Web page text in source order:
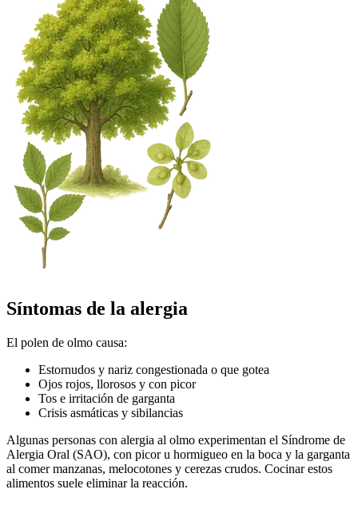
Síntomas de la alergia
El polen de olmo causa:
Estornudos y nariz congestionada o que gotea
Ojos rojos, llorosos y con picor
Tos e irritación de garganta
Crisis asmáticas y sibilancias
Algunas personas con alergia al olmo experimentan el Síndrome de
Alergia Oral (SAO), con picor u hormigueo en la boca y la garganta
al comer manzanas, melocotones y cerezas crudos. Cocinar estos
alimentos suele eliminar la reacción.